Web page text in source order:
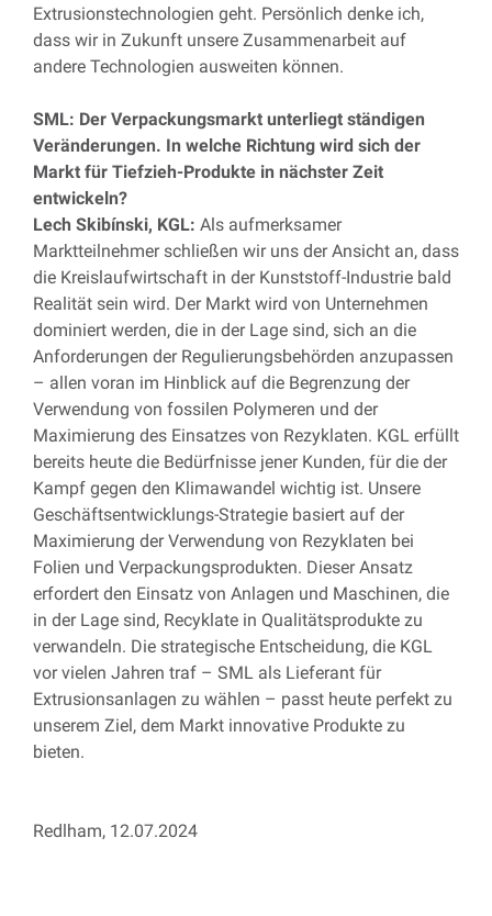
Extrusionstechnologien geht. Persönlich denke ich,
dass wir in Zukunft unsere Zusammenarbeit auf
andere Technologien ausweiten können.
SML: Der Verpackungsmarkt unterliegt ständigen
Veränderungen. In welche Richtung wird sich der
Markt für Tiefzieh-Produkte in nächster Zeit
entwickeln?
Lech Skibínski, KGL: Als aufmerksamer
Marktteilnehmer schließen wir uns der Ansicht an, dass
die Kreislaufwirtschaft in der Kunststoff-Industrie bald
Realität sein wird. Der Markt wird von Unternehmen
dominiert werden, die in der Lage sind, sich an die
Anforderungen der Regulierungsbehörden anzupassen
– allen voran im Hinblick auf die Begrenzung der
Verwendung von fossilen Polymeren und der
Maximierung des Einsatzes von Rezyklaten. KGL erfüllt
bereits heute die Bedürfnisse jener Kunden, für die der
Kampf gegen den Klimawandel wichtig ist. Unsere
Geschäftsentwicklungs-Strategie basiert auf der
Maximierung der Verwendung von Rezyklaten bei
Folien und Verpackungsprodukten. Dieser Ansatz
erfordert den Einsatz von Anlagen und Maschinen, die
in der Lage sind, Recyklate in Qualitätsprodukte zu
verwandeln. Die strategische Entscheidung, die KGL
vor vielen Jahren traf – SML als Lieferant für
Extrusionsanlagen zu wählen – passt heute perfekt zu
unserem Ziel, dem Markt innovative Produkte zu
bieten.
Redlham, 12.07.2024